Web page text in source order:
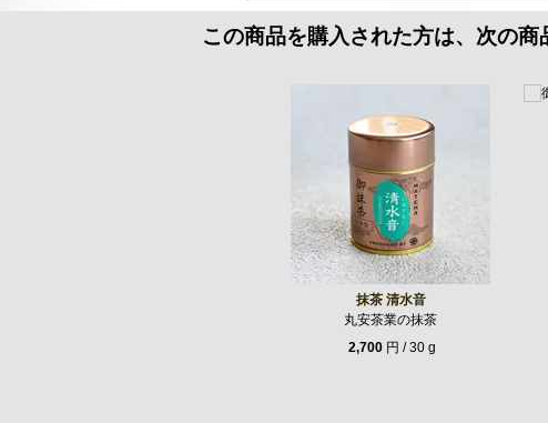
この商品を購入された方は、次の
抹茶 清水音
丸安茶業の抹茶
2,700円 / 30 g